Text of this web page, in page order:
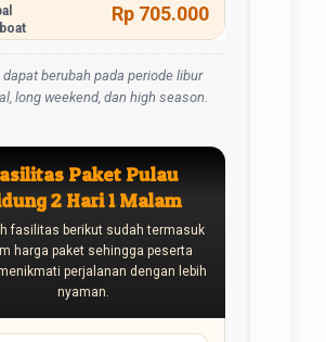
Rp 705.000
dapat berubah pada periode libur
long weekend, dan high season.
Paket Pulau
2 Hari 1 Malam
fasilitas berikut sudah termasuk
harga paket sehingga peserta
perjalanan dengan lebih
nyaman.